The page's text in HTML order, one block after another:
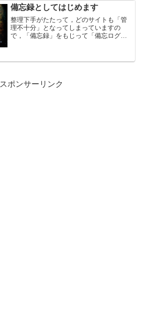
あるので，同様にサイトヘルスを試すと
同様の表示...
備忘録としてはじめます
整理下手がたたって，どのサイトも「管
理不十分」となってしまっていますの
で，「備忘録」をもじって「備忘ログ」
スポンサーリンク